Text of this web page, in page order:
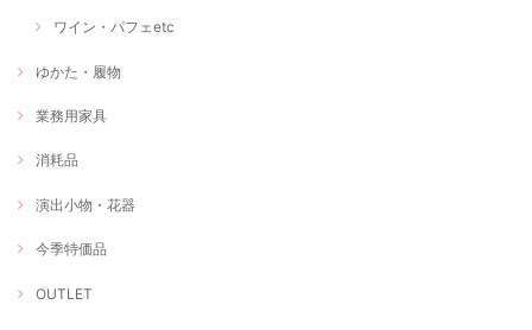
ワイン・パフェetc
ゆかた・履物
業務用家具
消耗品
演出小物・花器
今季特価品
OUTLET